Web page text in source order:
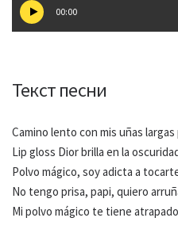
00:00
Текст песни
Camino lento con mis uñas
Lip gloss Dior brilla en la
Polvo mágico, soy adicta a
No tengo prisa, papi, quiero
Mi polvo mágico te tiene atrapado